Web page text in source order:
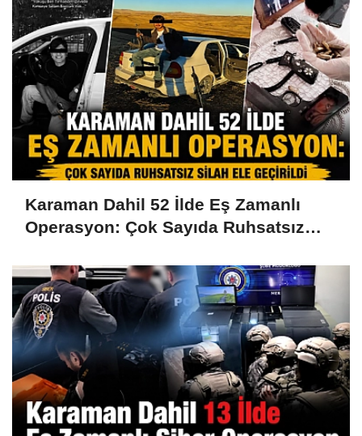
Karaman Dahil 52 İlde Eş Zamanlı
Operasyon: Çok Sayıda Ruhsatsız